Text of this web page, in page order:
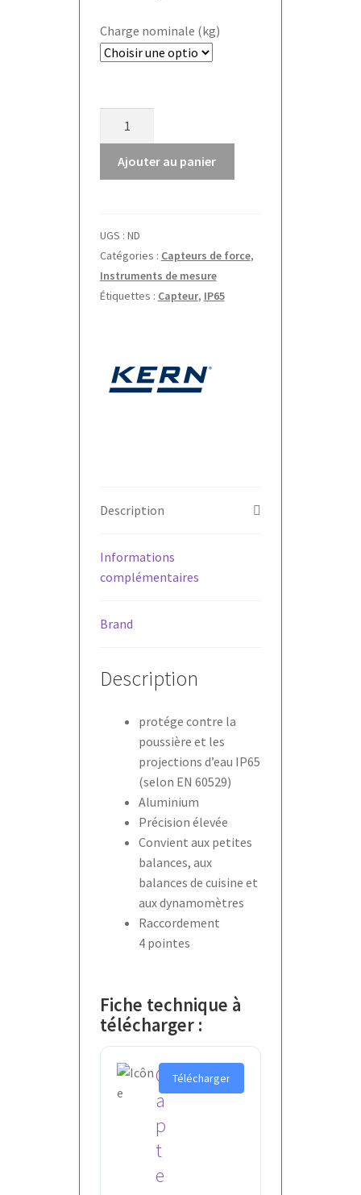
Charge nominale (kg)
Capteur
de
P1-
4
Ajouter au panier
UGS : ND
Catégories : Capteurs de force,
Instruments de mesure
Étiquettes : Capteur, IP65
Description
Informations
complémentaires
Brand
Description
protége contre la
poussière et les
projections d’eau IP65
(selon EN 60529)
Aluminium
Précision élevée
Convient aux petites
balances, aux
balances de cuisine et
aux dynamomètres
Raccordement
4 pointes
Fiche technique à
télécharger :
C
a
p
t
e
Télécharger